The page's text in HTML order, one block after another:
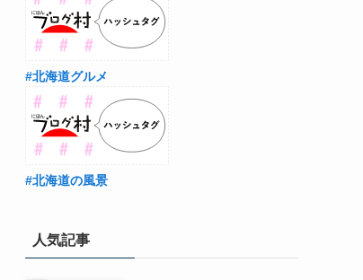
#北海道グルメ
#北海道の風景
人気記事